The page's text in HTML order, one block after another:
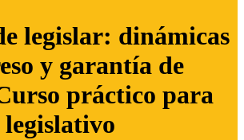
legislar: dinámicas
y garantía de
práctico para
legislativo